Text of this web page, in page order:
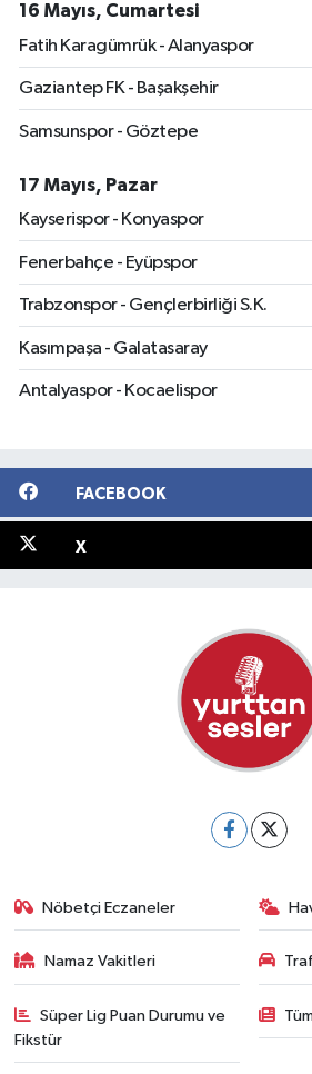
16 Mayıs, Cumartesi
Fatih Karagümrük - Alanyaspor
Gaziantep FK - Başakşehir
Samsunspor - Göztepe
17 Mayıs, Pazar
Kayserispor - Konyaspor
Fenerbahçe - Eyüpspor
Trabzonspor - Gençlerbirliği S.K.
Kasımpaşa - Galatasaray
Antalyaspor - Kocaelispor
FACEBOOK
X
Nöbetçi Eczaneler
Namaz Vakitleri
Süper Lig Puan Durumu ve
Fikstür